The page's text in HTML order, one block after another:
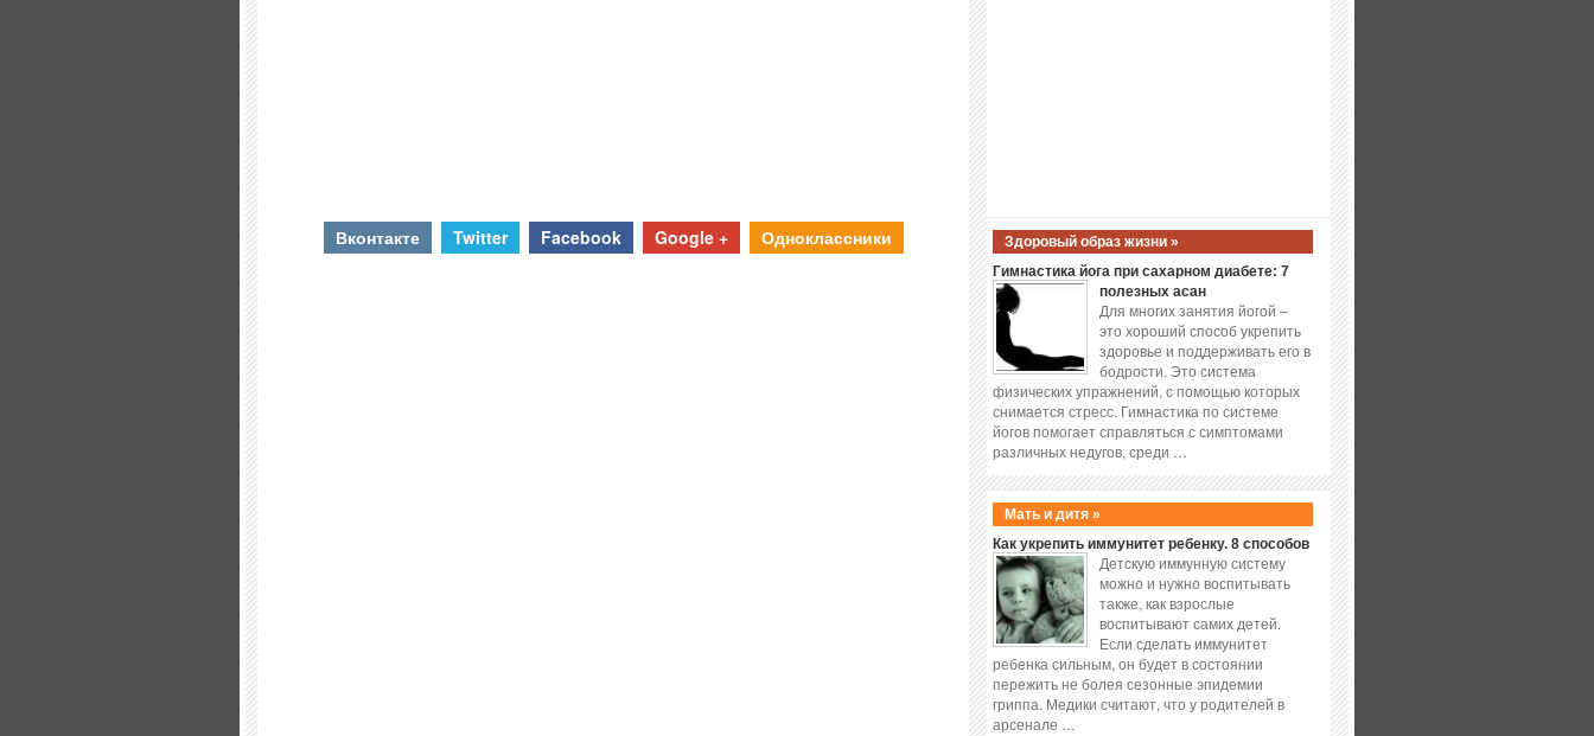
Вконтакте Twitter Facebook Google + Одноклассники
Здоровый образ жизни »
Гимнастика йога при сахарном диабете: 7
полезных асан
Для многих занятия йогой –
это хороший способ укрепить
здоровье и поддерживать его в
бодрости. Это система
физических упражнений, с помощью которых
снимается стресс. Гимнастика по системе
йогов помогает справляться с симптомами
различных недугов, среди …
Мать и дитя »
Как укрепить иммунитет ребенку. 8 способов
Детскую иммунную систему
можно и нужно воспитывать
также, как взрослые
воспитывают самих детей.
Если сделать иммунитет
ребенка сильным, он будет в состоянии
пережить не болея сезонные эпидемии
гриппа. Медики считают, что у родителей в
арсенале …